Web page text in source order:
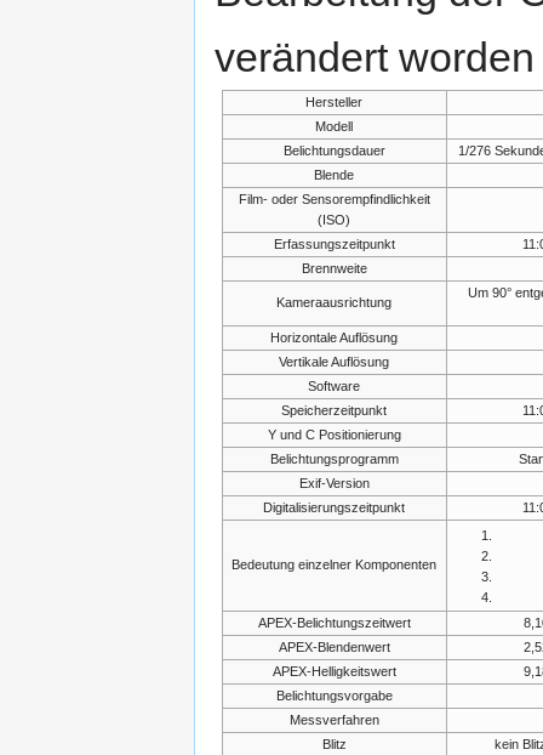
verändert
Hersteller
Modell
Belichtungsdauer
1/276
Blende
Film- oder Sensorempfindlichkeit
(ISO)
Erfassungszeitpunkt
Brennweite
Kameraausrichtung
Um 90°
Horizontale Auflösung
Vertikale Auflösung
Software
Speicherzeitpunkt
Y und C Positionierung
Belichtungsprogramm
Exif-Version
Digitalisierungszeitpunkt
Bedeutung einzelner Komponenten
APEX-Belichtungszeitwert
APEX-Blendenwert
APEX-Helligkeitswert
Belichtungsvorgabe
Messverfahren
Blitz
kein